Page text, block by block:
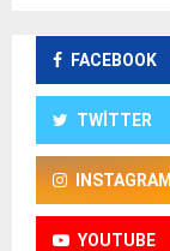
FACEBOOK
TWITTER
INSTAGRAM
YOUTUBE